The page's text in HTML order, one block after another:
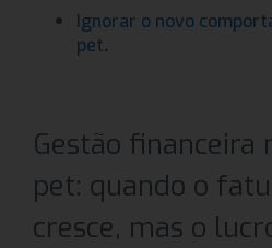
Ignorar o novo
pet.
Gestão financeira
pet: quando o
cresce, mas o